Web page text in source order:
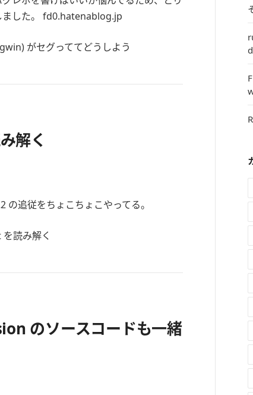
ました。 fd0.hatenablog.jp
解く
追従をちょこちょこやってる。
のソースコードも一緒